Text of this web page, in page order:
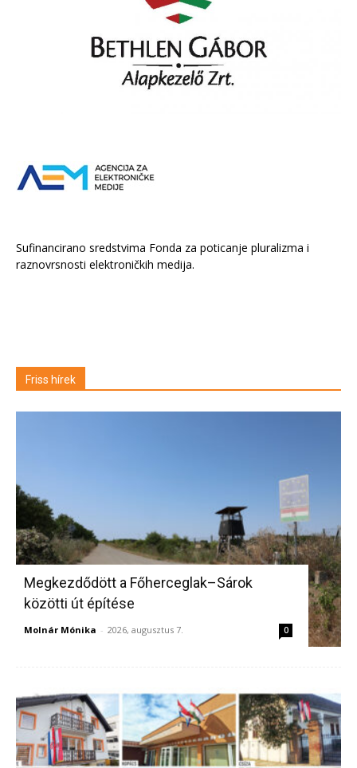
Sufinancirano sredstvima Fonda za poticanje pluralizma i
raznovrsnosti elektroničkih medija.
Friss hírek
Megkezdődött a Főherceglak–Sárok
közötti út építése
Molnár Mónika - 2026, augusztus 7. 0